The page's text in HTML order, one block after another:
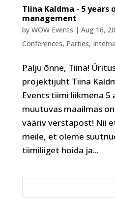
Tiina Kaldma - 5
management
by WOW Events | Aug 16,
Conferences, Parties,
Palju õnne, Tiina!
projektijuht Tiina
Events tiimi liikmena 5
muutuvas maailmas
vääriv verstapost! Nii
meile, et oleme
tiimiliiget hoida ja...